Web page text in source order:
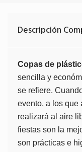
Descripción
Copas de
sencilla y
se refiere.
evento, a los que
realizará al aire
fiestas son la
son prácticas e